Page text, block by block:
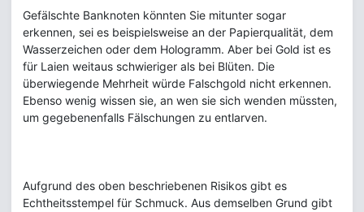
Gefälschte Banknoten könnten Sie mitunter sogar
erkennen, sei es beispielsweise an der Papierqualität, dem
Wasserzeichen oder dem Hologramm. Aber bei Gold ist es
für Laien weitaus schwieriger als bei Blüten. Die
überwiegende Mehrheit würde Falschgold nicht erkennen.
Ebenso wenig wissen sie, an wen sie sich wenden müssten,
um gegebenenfalls Fälschungen zu entlarven.
Aufgrund des oben beschriebenen Risikos gibt es
Echtheitsstempel für Schmuck. Aus demselben Grund gibt